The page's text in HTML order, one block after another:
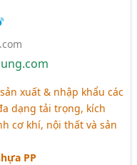
xuất & nhập khẩu các
dạng tải trọng, kích
cơ khí, nội thất và sản
PP